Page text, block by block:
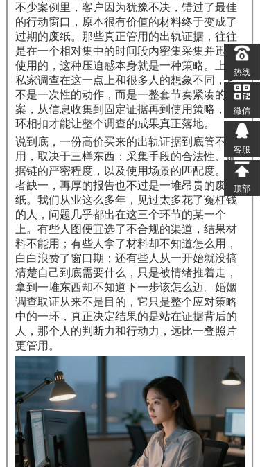
不少案例里，客户因为犹豫不决，错过了最佳
的行动窗口，原本很有价值的材料终于变成了
过期的废纸。那些真正管用的出轨证据，往往
是在一个相对集中的时间段内密集采集并迅速
使用的，这种压迫感本身就是一种策略。上海
私家调查在这一点上和很多人的想象不同，它
不是一次性的动作，而是一整套节奏紧凑的方
案，从信息收集到固定证据再到使用策略，环
环相扣才能让整个调查的成果真正落地。
说到底，一份高价买来的出轨证据到底管不管
用，取决于三样东西：采集手段的合法性、证
据链的严密程度，以及使用场景的匹配度。三
者缺一，再厚的报告也不过是一堆昂贵的废
纸。我们从业这么多年，见过太多花了冤枉钱
的人，问题几乎都出在这三个环节的某一个
上。有些人图便宜选了不合规的渠道，结果材
料不能用；有些人拿了材料却不知道怎么用，
白白浪费了窗口期；还有些人从一开始就没搞
清楚自己到底需要什么，只是被情绪推着走，
拿到一堆东西却不知道下一步该怎么迈。婚姻
调查取证从来不是目的，它只是整个应对策略
中的一环，真正决定结果的是站在证据背后的
人，那个人的判断力和行动力，远比一叠照片
更管用。
热线
微信
客服
顶部